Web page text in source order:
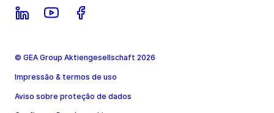
© GEA Group Aktiengesellschaft 2026
Impressão & termos de uso
Aviso sobre proteção de dados